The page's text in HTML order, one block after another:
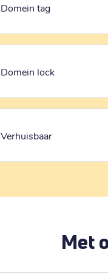
Domein tag
Domein lock
Verhuisbaar
Met